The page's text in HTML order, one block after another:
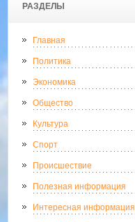
РАЗДЕЛЫ
Главная
Политика
Экономика
Общество
Культура
Спорт
Происшествие
Полезная информация
Интересная информация